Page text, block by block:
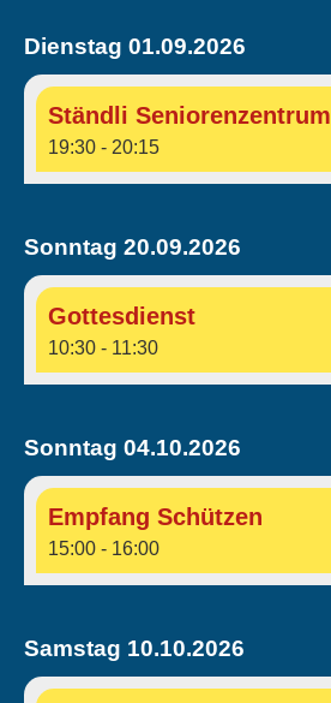
Dienstag 01.09.2026
Ständli Seniorenzentrum
19:30 - 20:15
Sonntag 20.09.2026
Gottesdienst
10:30 - 11:30
Sonntag 04.10.2026
Empfang Schützen
15:00 - 16:00
Samstag 10.10.2026